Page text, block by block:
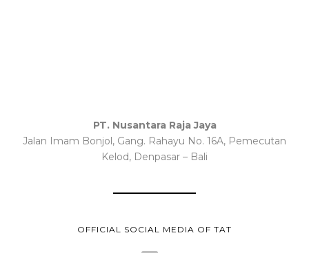
PT. Nusantara Raja Jaya
Jalan Imam Bonjol, Gang. Rahayu No. 16A, Pemecutan
Kelod, Denpasar – Bali
OFFICIAL SOCIAL MEDIA OF TAT